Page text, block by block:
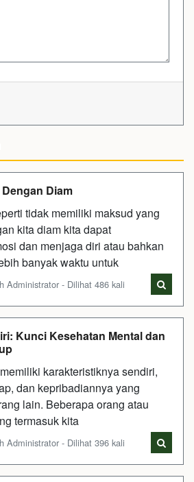
Diam
tidak memiliki maksud yang
kita diam kita dapat
dan menjaga diri atau bahkan
banyak waktu untuk
Administrator - Dilihat 486 kali
Kunci Kesehatan Mental dan
karakteristiknya sendiri,
dan kepribadiannya yang
lain. Beberapa orang atau
termasuk kita
Administrator - Dilihat 396 kali